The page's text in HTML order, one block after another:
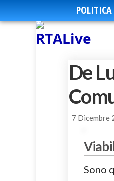
POLITICA
De
7 Dicembre
Sono